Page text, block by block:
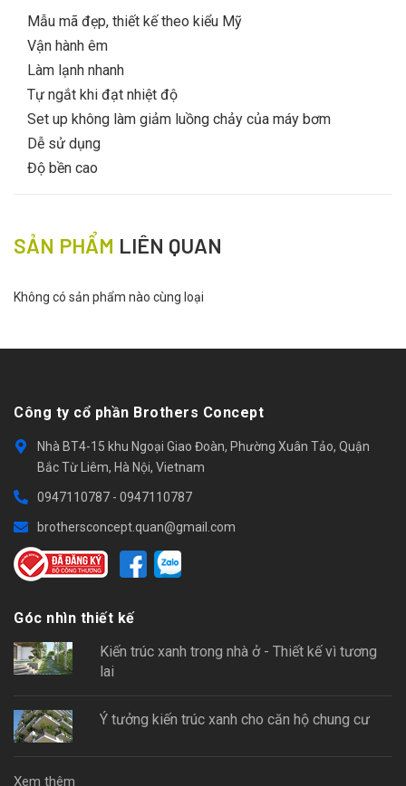
Mẫu mã đẹp, thiết kế theo kiểu Mỹ
Vận hành êm
Làm lạnh nhanh
Tự ngắt khi đạt nhiệt độ
Set up không làm giảm luồng chảy của máy bơm
Dễ sử dụng
Độ bền cao
SẢN PHẨM LIÊN QUAN
Không có sản phẩm nào cùng loại
Công ty cổ phần Brothers Concept
Nhà BT4-15 khu Ngoại Giao Đoàn, Phường Xuân Tảo, Quận
Bắc Từ Liêm, Hà Nội, Vietnam
0947110787 - 0947110787
brothersconcept.quan@gmail.com
Góc nhìn thiết kế
Kiến trúc xanh trong nhà ở - Thiết kế vì tương
lai
Ý tưởng kiến trúc xanh cho căn hộ chung cư
Xem thêm